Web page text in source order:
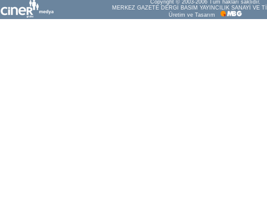
Copyright © 2003-2006 Tüm hakları saklıdır.
MERKEZ GAZETE DERGİ BASIM YAYINCILIK SANAYİ VE
Üretim ve Tasarım